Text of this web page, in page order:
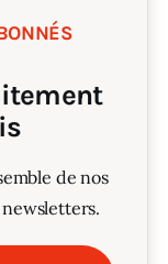
de nos